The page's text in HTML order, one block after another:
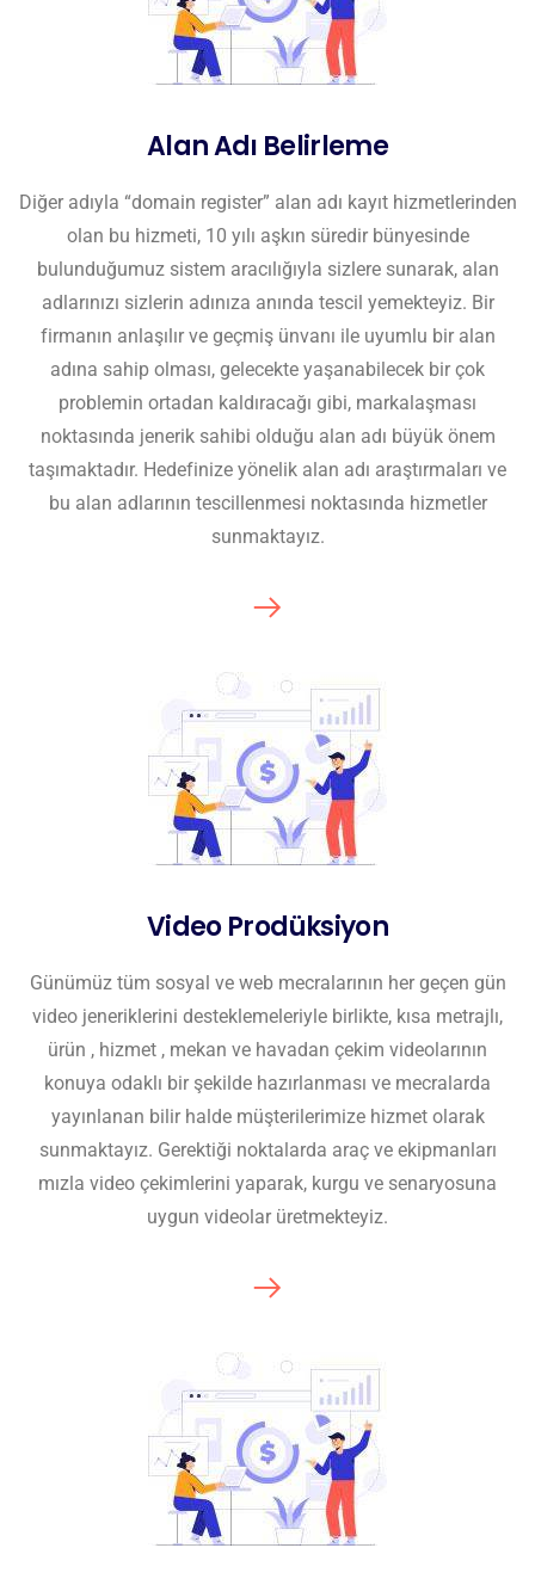
Alan Adı Belirleme
Diğer adıyla “domain register” alan adı kayıt hizmetlerinden
olan bu hizmeti, 10 yılı aşkın süredir bünyesinde
bulunduğumuz sistem aracılığıyla sizlere sunarak, alan
adlarınızı sizlerin adınıza anında tescil yemekteyiz. Bir
firmanın anlaşılır ve geçmiş ünvanı ile uyumlu bir alan
adına sahip olması, gelecekte yaşanabilecek bir çok
problemin ortadan kaldıracağı gibi, markalaşması
noktasında jenerik sahibi olduğu alan adı büyük önem
taşımaktadır. Hedefinize yönelik alan adı araştırmaları ve
bu alan adlarının tescillenmesi noktasında hizmetler
sunmaktayız.
Video Prodüksiyon
Günümüz tüm sosyal ve web mecralarının her geçen gün
video jeneriklerini desteklemeleriyle birlikte, kısa metrajlı,
ürün , hizmet , mekan ve havadan çekim videolarının
konuya odaklı bir şekilde hazırlanması ve mecralarda
yayınlanan bilir halde müşterilerimize hizmet olarak
sunmaktayız. Gerektiği noktalarda araç ve ekipmanları
mızla video çekimlerini yaparak, kurgu ve senaryosuna
uygun videolar üretmekteyiz.